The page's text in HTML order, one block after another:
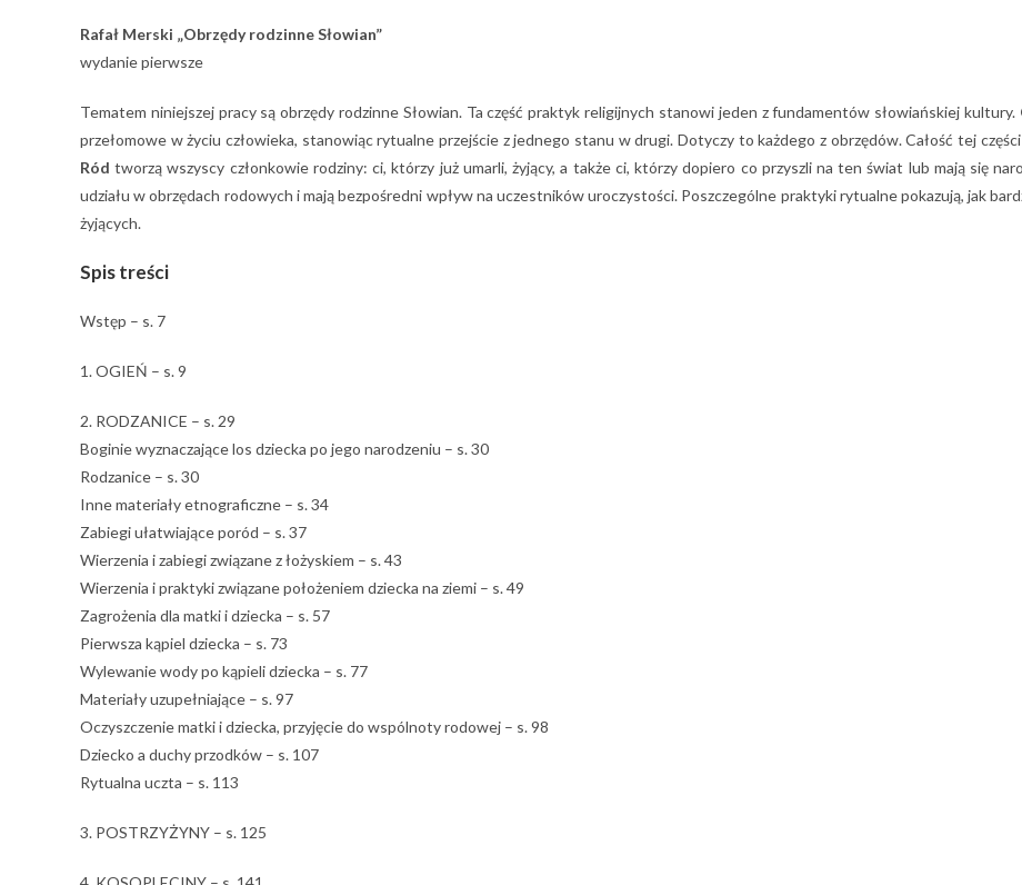
Rafał Merski „Obrzędy rodzinne Słowian”
wydanie pierwsze
Tematem niniejszej pracy są obrzędy rodzinne Słowian. Ta część praktyk religijnych stanowi jeden z fundamentów słowiańskiej kultury.
przełomowe w życiu człowieka, stanowiąc rytualne przejście z jednego stanu w drugi. Dotyczy to każdego z obrzędów. Całość tej
Ród tworzą wszyscy członkowie rodziny: ci, którzy już umarli, żyjący, a także ci, którzy dopiero co przyszli na ten świat lub mają się
udziału w obrzędach rodowych i mają bezpośredni wpływ na uczestników uroczystości. Poszczególne praktyki rytualne pokazują, jak
żyjących.
Spis treści
Wstęp – s. 7
1. OGIEŃ – s. 9
2. RODZANICE – s. 29
Boginie wyznaczające los dziecka po jego narodzeniu – s. 30
Rodzanice – s. 30
Inne materiały etnograficzne – s. 34
Zabiegi ułatwiające poród – s. 37
Wierzenia i zabiegi związane z łożyskiem – s. 43
Wierzenia i praktyki związane położeniem dziecka na ziemi – s. 49
Zagrożenia dla matki i dziecka – s. 57
Pierwsza kąpiel dziecka – s. 73
Wylewanie wody po kąpieli dziecka – s. 77
Materiały uzupełniające – s. 97
Oczyszczenie matki i dziecka, przyjęcie do wspólnoty rodowej – s. 98
Dziecko a duchy przodków – s. 107
Rytualna uczta – s. 113
3. POSTRZYŻYNY – s. 125